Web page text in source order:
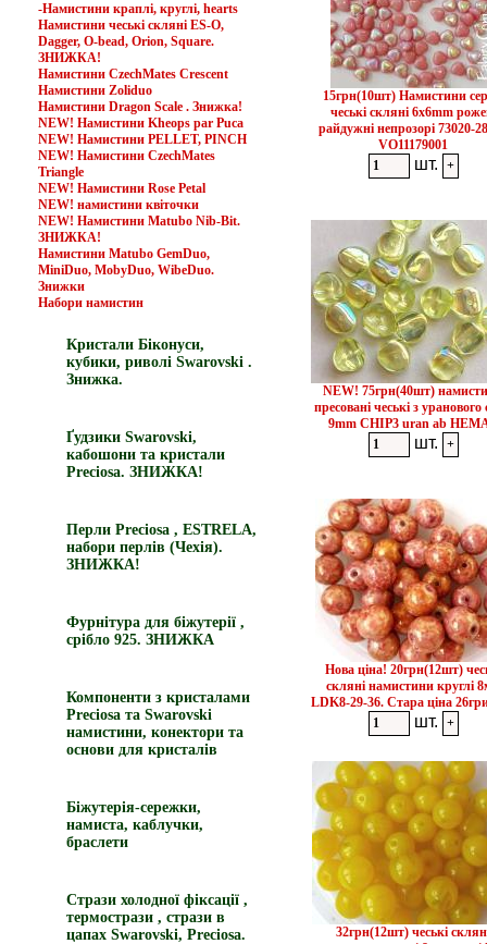
-Намистини краплі, круглі, hearts
Намистини чеські скляні ES-O,
Dagger, O-bead, Orion, Square.
ЗНИЖКА!
Намистини CzechMates Crescent
Намистини Zoliduo
Намистини Dragon Scale . Знижка!
NEW! Намистини Kheops par Puca
NEW! Намистини PELLET, PINCH
NEW! Намистини CzechMates
Triangle
NEW! Намистини Rose Petal
NEW! намистини квіточки
NEW! Намистини Matubo Nib-Bit.
ЗНИЖКА!
Намистини Matubo GemDuo,
MiniDuo, MobyDuo, WibeDuo.
Знижки
Набори намистин
Кристали Біконуси,
кубики, риволі Swarovski .
Знижка.
Ґудзики Swarovski,
кабошони та кристали
Preciosa. ЗНИЖКА!
Перли Preciosa , ESTRELA,
набори перлів (Чехія).
ЗНИЖКА!
Фурнітура для біжутерії ,
срібло 925. ЗНИЖКА
Компоненти з кристалами
Preciosa та Swarovski
намистини, конектори та
основи для кристалів
Біжутерія-сережки,
намиста, каблучки,
браслети
Стрази холодної фіксації ,
термострази , стрази в
цапах Swarovski, Preciosa.
15грн(10шт) Намистини
чеські скляні 6x6mm
райдужні непрозорі 73020-
VO11179001
шт.
NEW! 75грн(40шт)
пресовані чеські з уранового
9mm CHIP3 uran ab
шт.
Нова ціна! 20грн(12шт)
скляні намистини круглі
LDK8-29-36. Стара ціна
шт.
32грн(12шт) чеські